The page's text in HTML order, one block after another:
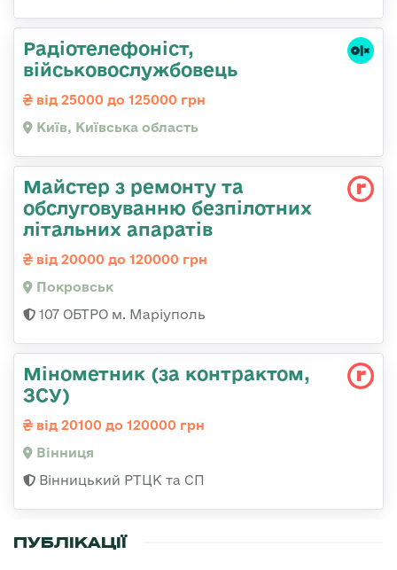
Радіотелефоніст,
військовослужбовець
від 25000 до 125000 грн
Київ, Київська область
Майстер з ремонту та
обслуговуванню безпілотних
літальних апаратів
від 20000 до 120000 грн
Покровськ
107 ОБТРО м. Маріуполь
Мінометник (за контрактом,
ЗСУ)
від 20100 до 120000 грн
Вінниця
Вінницький РТЦК та СП
ПУБЛІКАЦІЇ